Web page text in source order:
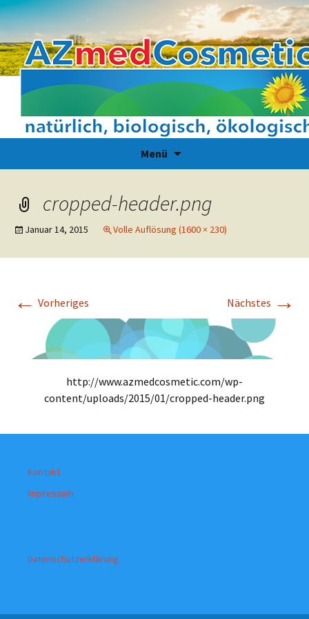
Menü
cropped-header.png
Januar 14, 2015 Volle Auflösung (1600 × 230)
← Vorheriges Nächstes →
http://www.azmedcosmetic.com/wp-
content/uploads/2015/01/cropped-header.png
Kontakt
Impressum
Datenschutzerklärung